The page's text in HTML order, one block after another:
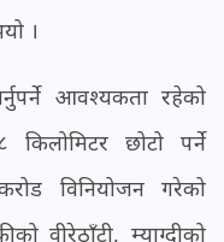
।
आवश्यकता रहेको
छोटो पर्ने
विनियोजन गरेको
वीरेठाँटी, म्याग्दीको